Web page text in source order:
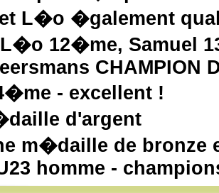
et L�o �galement
12�me, Samuel
CHAMPION
- excellent !
d'argent
m�daille de bronze
homme -